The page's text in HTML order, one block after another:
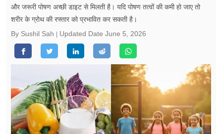
वीडियो
रिलेशनशिप
जीवन मंत्रा
सेहत
ब्‍यूटी
और जरूरी पोषण अच्छी डाइट से मिलती है। यदि पोषण तत्वों की कमी हो जाए तो
शरीर के ग्रोथ की रफ्तार को प्रभावित कर सकती है।
By Sushil Sah
Updated Date June 5, 2026